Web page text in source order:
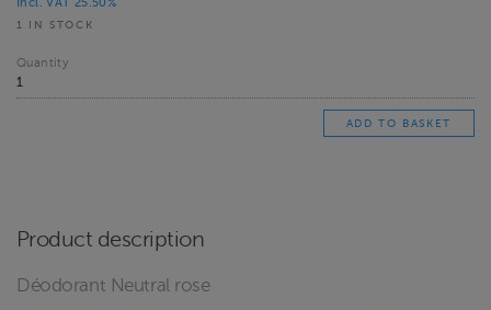
1 IN STOCK
Quantity
Product description
Déodorant Neutral rose